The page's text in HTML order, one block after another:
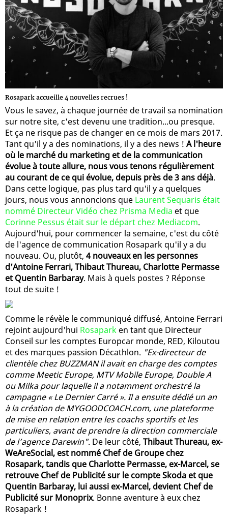
Rosapark accueille 4 nouvelles recrues !
Vous le savez, à chaque journée de travail sa nomination
sur notre site, c'est devenu une tradition...ou presque.
Et ça ne risque pas de changer en ce mois de mars 2017.
Tant qu'il y a des nominations, il y a des news ! A l'heure
où le marché du marketing et de la communication
évolue à toute allure, nous vous tenons régulièrement
au courant de ce qui évolue, depuis près de 3 ans déjà.
Dans cette logique, pas plus tard qu'il y a quelques
jours, nous vous annoncions que Laurent Sequaris était
nommé Directeur Vidéo chez Prisma Media et que
Corinne Pessus était sur le départ chez Mediacom.
Aujourd'hui, pour commencer la semaine, c'est du côté
de l'agence de communication Rosapark qu'il y a du
nouveau. Ou, plutôt, 4 nouveaux en les personnes
d'Antoine Ferrari, Thibaut Thureau, Charlotte Permasse
et Quentin Barbaray. Mais à quels postes ? Réponse
tout de suite !
Comme le révèle le communiqué diffusé, Antoine Ferrari
rejoint aujourd'hui Rosapark en tant que Directeur
Conseil sur les comptes Europcar monde, RED, Kiloutou
et des marques passion Décathlon. "Ex-directeur de
clientèle chez BUZZMAN il avait en charge des comptes
comme Meetic Europe, MTV Mobile Europe, Double A
ou Milka pour laquelle il a notamment orchestré la
campagne « Le Dernier Carré ». Il a ensuite dédié un an
à la création de MYGOODCOACH.com, une plateforme
de mise en relation entre les coachs sportifs et les
particuliers, avant de prendre la direction commerciale
de l’agence Darewin". De leur côté, Thibaut Thureau, ex-
WeAreSocial, est nommé Chef de Groupe chez
Rosapark, tandis que Charlotte Permasse, ex-Marcel, se
retrouve Chef de Publicité sur le compte Skoda et que
Quentin Barbaray, lui aussi ex-Marcel, devient Chef de
Publicité sur Monoprix. Bonne aventure à eux chez
Rosapark !